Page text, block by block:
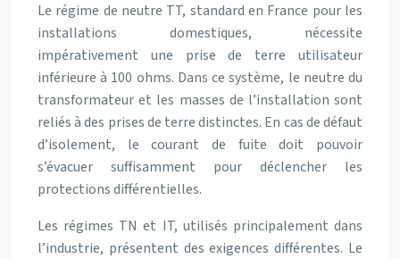
Le régime de neutre TT, standard en France pour les
installations domestiques, nécessite
impérativement une prise de terre utilisateur
inférieure à 100 ohms. Dans ce système, le neutre du
transformateur et les masses de l’installation sont
reliés à des prises de terre distinctes. En cas de défaut
d’isolement, le courant de fuite doit pouvoir
s’évacuer suffisamment pour déclencher les
protections différentielles.
Les régimes TN et IT, utilisés principalement dans
l’industrie, présentent des exigences différentes. Le